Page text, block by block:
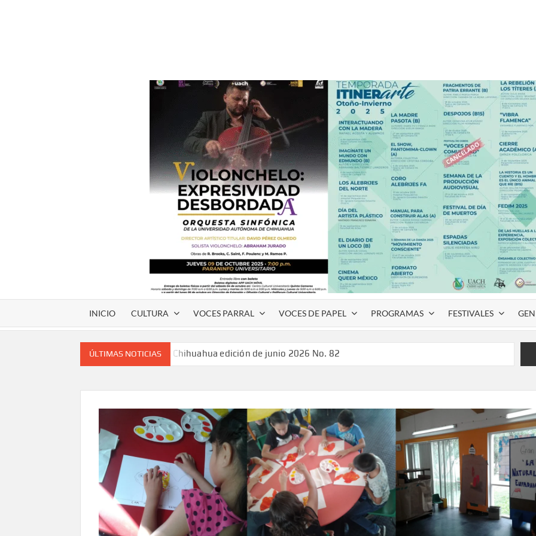
INICIO CULTURA VOCES PARRAL VOCES DE PAPEL PROGRAMAS FESTIVALES
ÚLTIMAS NOTICIAS
Voces de papel Chihuahua edición de junio 2026 No. 82
Voces de papel Parral edición Carlos Montemayor #35
A 18 años de su partida, Teatro Bárbaro rinde homenaje a Víctor Hugo Rascón Banda con Voces en el
umbral
Invitan a participar en “Convocatoria UACH-SPAUACH 2026” para publicar textos académicos con sello
editorial.
Lanza Municipio convocatoria “Chihuahua Deja Huella” para convertir el arte local en identidad
Invitan a descubrir la escena cinematográfica del norte con la muestra “División del Norte: Episodio 2”